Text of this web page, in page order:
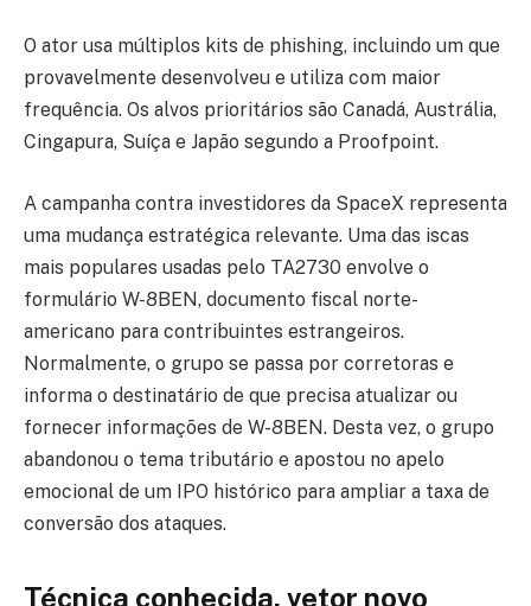
O ator usa múltiplos kits de phishing, incluindo um que
provavelmente desenvolveu e utiliza com maior
frequência. Os alvos prioritários são Canadá, Austrália,
Cingapura, Suíça e Japão segundo a Proofpoint.
A campanha contra investidores da SpaceX representa
uma mudança estratégica relevante. Uma das iscas
mais populares usadas pelo TA2730 envolve o
formulário W-8BEN, documento fiscal norte-
americano para contribuintes estrangeiros.
Normalmente, o grupo se passa por corretoras e
informa o destinatário de que precisa atualizar ou
fornecer informações de W-8BEN. Desta vez, o grupo
abandonou o tema tributário e apostou no apelo
emocional de um IPO histórico para ampliar a taxa de
conversão dos ataques.
Técnica conhecida, vetor novo